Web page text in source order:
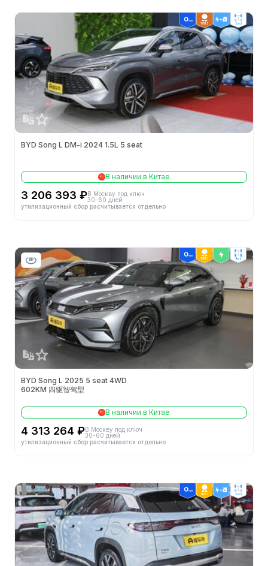
Энергопотребление в экв. (л/100км) 1.68
Гарантия в Китае 6年或15万公里
Тип кузова 5门5座SUV
Класс 中型SUV
Производитель
Официальная цена 19¥
Время зарядки (часы)
Тип кузова SUV
Кол-во мест (шт.) 5
Кол-во дверей (шт.) 5
Ширина (мм)
Колея задних колес (мм)
Снаряжённая масса (кг) 2158
Колея передних колес (мм) 1669
Полная масса (кг) 2533
Объем переднего багажника
ТОП 3 2wd
BYD Song L DM-i 2024 1.5L 5 seat
В наличии в Китае
3 206 393 ₽В Москву под ключ
30-60 дней
утилизационный сбор расчитывается отдельно
4wd
BYD Song L 2025 5 seat 4WD
602KM 四驱智驾型
В наличии в Китае
4 313 264 ₽В Москву под ключ
30-60 дней
утилизационный сбор расчитывается отдельно
ТОП 1 2wd